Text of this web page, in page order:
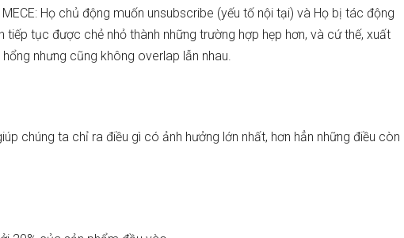
Họ chủ động muốn unsubscribe (yếu tố nội tại) và Họ bị tác động
tiếp tục được chẻ nhỏ thành những trường hợp hẹp hơn, và cứ thế, xuất
nhưng cũng không overlap lẫn nhau.
chúng ta chỉ ra điều gì có ảnh hưởng lớn nhất, hơn hẳn những điều còn